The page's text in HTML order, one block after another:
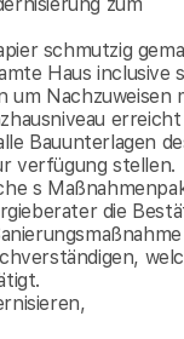
schmutzig
Haus inclusive
um Nachzuweisen
Bauunterlagen
verfügung stellen.
s
die